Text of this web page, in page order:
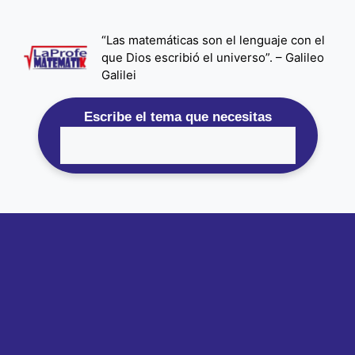
contenido
“Las matemáticas son el lenguaje con el
que Dios escribió el universo”. – Galileo
Galilei
Escribe el tema que necesitas